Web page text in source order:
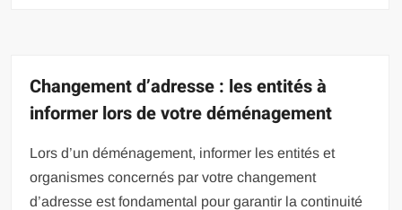
Changement d’adresse : les entités à
informer lors de votre déménagement
Lors d’un déménagement, informer les entités et
organismes concernés par votre changement
d’adresse est fondamental pour garantir la continuité